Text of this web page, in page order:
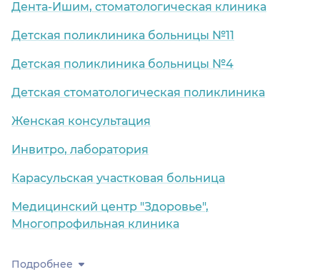
Дента-Ишим, стоматологическая клиника
Детская поликлиника больницы №11
Детская поликлиника больницы №4
Детская стоматологическая поликлиника
Женская консультация
Инвитро, лаборатория
Карасульская участковая больница
Медицинский центр "Здоровье",
Многопрофильная клиника
Подробнее